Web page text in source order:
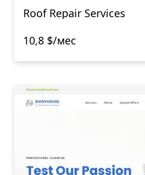
Roof Repair Services
10,8 $/мес